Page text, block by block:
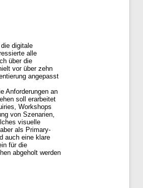
digitale
alle
über die
vor über zehn
angepasst
Anforderungen an
soll erarbeitet
Workshops
von Szenarien,
visuelle
als Primary-
auch eine klare
für die
abgeholt werden